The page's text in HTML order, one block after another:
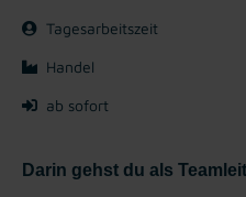
Tagesarbeitszeit
Handel
ab sofort
Darin gehst du als